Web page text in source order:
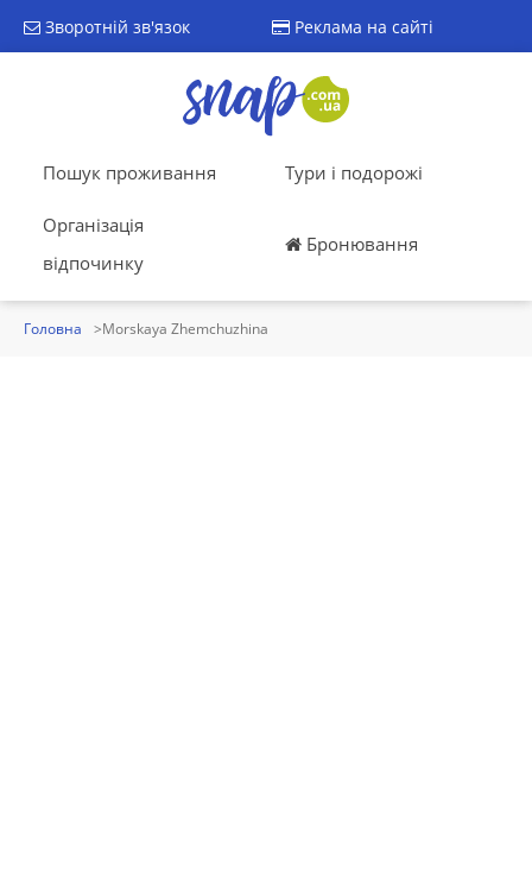
Зворотній зв'язок Реклама на сайті
Пошук проживання Тури і подорожі
Організація
відпочинку
Бронювання
Головна Morskaya Zhemchuzhina